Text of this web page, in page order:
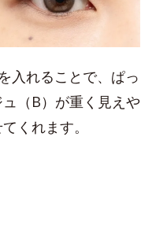
入れることで、ぱっ
（B）が重く見えや
くれます。